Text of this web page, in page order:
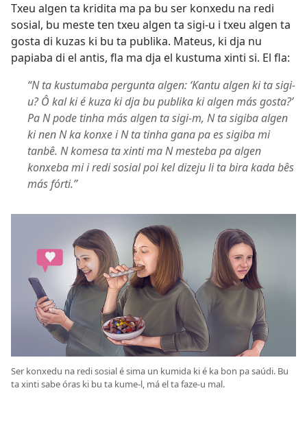
Txeu algen ta kridita ma pa bu ser konxedu na redi
sosial, bu meste ten txeu algen ta sigi-u i txeu algen ta
gosta di kuzas ki bu ta publika. Mateus, ki dja nu
papiaba di el antis, fla ma dja el kustuma xinti si. El fla:
“N ta kustumaba pergunta algen: ‘Kantu algen ki ta sigi-
u? Ô kal ki é kuza ki dja bu publika ki algen más gosta?’
Pa N pode tinha más algen ta sigi-m, N ta sigiba algen
ki nen N ka konxe i N ta tinha gana pa es sigiba mi
tanbê. N komesa ta xinti ma N mesteba pa algen
konxeba mi i redi sosial poi kel dizeju li ta bira kada bês
más fórti.”
Ser konxedu na redi sosial é sima un kumida ki é ka bon pa saúdi. Bu
ta xinti sabe óras ki bu ta kume-l, má el ta faze-u mal.